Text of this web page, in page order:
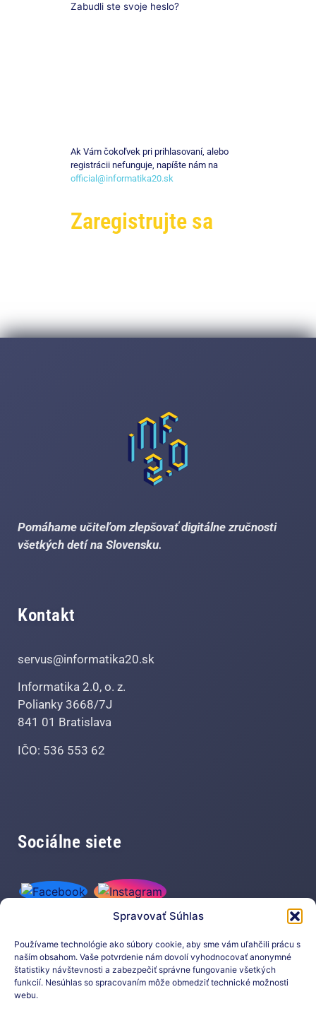
Spravovať Súhlas
Používame technológie ako súbory cookie, aby sme vám uľahčili prácu s
naším obsahom. Vaše potvrdenie nám dovolí vyhodnocovať anonymné
štatistiky návštevnosti a zabezpečiť správne fungovanie všetkých
funkcií. Nesúhlas so spracovaním môže obmedziť technické možnosti
webu.
Zabudli ste svoje heslo?
Ak Vám čokoľvek pri prihlasovaní, alebo
registrácii nefunguje, napíšte nám na
official@informatika20.sk
Zaregistrujte sa
Pomáhame učiteľom zlepšovať digitálne zručnosti
všetkých detí na Slovensku.
Kontakt
servus@informatika20.sk
Informatika 2.0, o. z.
Polianky 3668/7J
841 01 Bratislava
IČO: 536 553 62
Sociálne siete
Prihláste sa na odber nášho